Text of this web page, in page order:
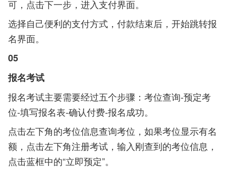
可，点击下一步，进入支付界面。
选择自己便利的支付方式，付款结束后，开始跳转报
名界面。
05
报名考试
报名考试主要需要经过五个步骤：考位查询-预定考
位-填写报名表-确认付费-报名成功。
点击左下角的考位信息查询考位，如果考位显示有名
额，点击左下角注册考试，输入刚查到的考位信息，
点击蓝框中的“立即预定”。